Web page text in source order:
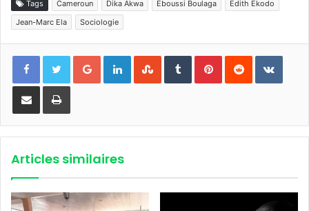
Tags Cameroun Dika Akwa Eboussi Boulaga
Edith Ekodo
Jean-Marc Ela
Sociologie
Google+LinkedinStumbleUpon
TumblrPinterestReddit
Partager par email Imprimer
Articles similaires